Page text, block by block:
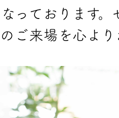
っております
ご来場を心よ